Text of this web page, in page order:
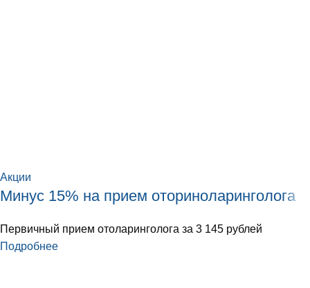
Акции
Минус 15% на прием оториноларинголога
Первичный прием отоларинголога за 3 145 рублей
Подробнее